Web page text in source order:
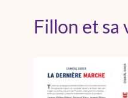
Fillon et sa